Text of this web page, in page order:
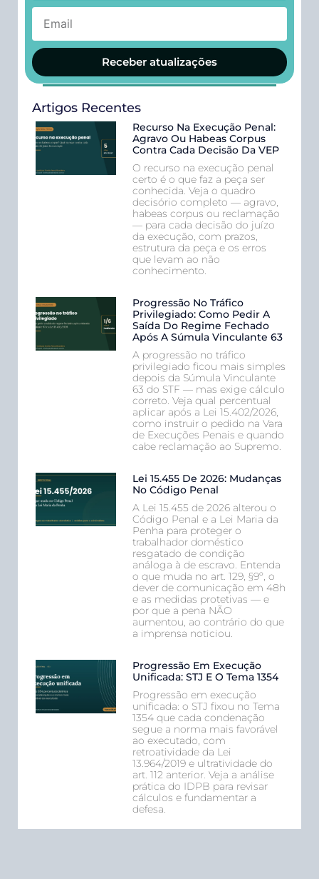
Receber atualizações
Artigos Recentes
Recurso Na Execução Penal:
Agravo Ou Habeas Corpus
Contra Cada Decisão Da VEP
O recurso na execução penal
certo é o que faz a peça ser
conhecida. Veja o quadro
decisório completo — agravo,
habeas corpus ou reclamação
— para cada decisão do juízo
da execução, com prazos,
estrutura da peça e os erros
que levam ao não
conhecimento.
Progressão No Tráfico
Privilegiado: Como Pedir A
Saída Do Regime Fechado
Após A Súmula Vinculante 63
A progressão no tráfico
privilegiado ficou mais simples
depois da Súmula Vinculante
63 do STF — mas exige cálculo
correto. Veja qual percentual
aplicar após a Lei 15.402/2026,
como instruir o pedido na Vara
de Execuções Penais e quando
cabe reclamação ao Supremo.
Lei 15.455 De 2026: Mudanças
No Código Penal
A Lei 15.455 de 2026 alterou o
Código Penal e a Lei Maria da
Penha para proteger o
trabalhador doméstico
resgatado de condição
análoga à de escravo. Entenda
o que muda no art. 129, §9º, o
dever de comunicação em 48h
e as medidas protetivas — e
por que a pena NÃO
aumentou, ao contrário do que
a imprensa noticiou.
Progressão Em Execução
Unificada: STJ E O Tema 1354
Progressão em execução
unificada: o STJ fixou no Tema
1354 que cada condenação
segue a norma mais favorável
ao executado, com
retroatividade da Lei
13.964/2019 e ultratividade do
art. 112 anterior. Veja a análise
prática do IDPB para revisar
cálculos e fundamentar a
defesa.